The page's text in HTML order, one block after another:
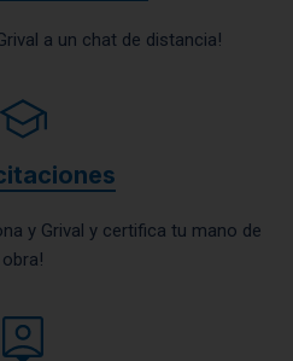
a un chat de distancia!
y Grival y certifica tu mano de
obra!